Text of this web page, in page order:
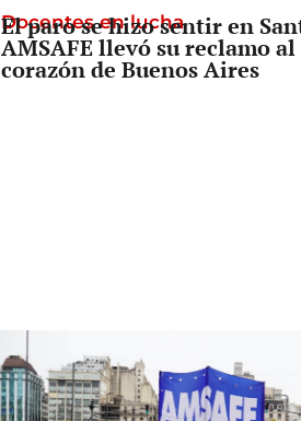
Docentes en lucha
El paro se hizo sentir en
AMSAFE llevó su reclamo al
corazón de Buenos Aires